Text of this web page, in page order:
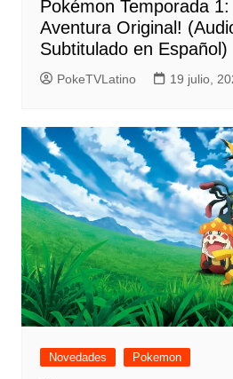
Pokémon Temporada
Aventura Original!
Subtitulado en Español)
PokeTVLatino 19 julio,
Novedades Pokemon